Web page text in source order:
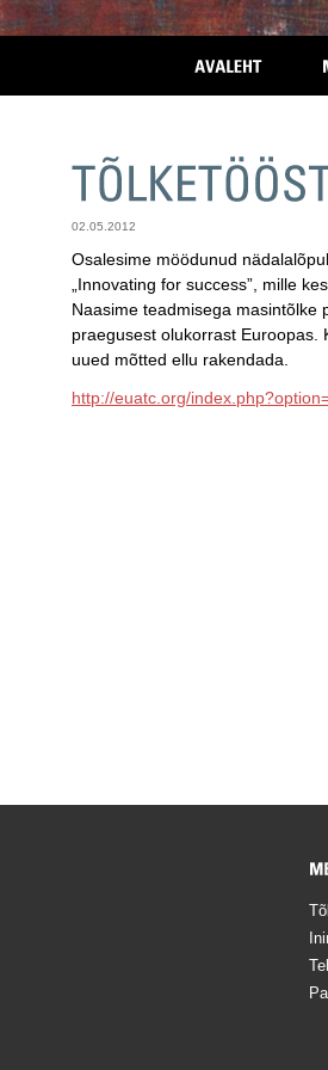
02.05.2012
Osalesime möödunud
„Innovating for success”, mille
Naasime teadmisega masintõlke
praegusest olukorrast Euroopas.
uued mõtted ellu rakendada.
http://euatc.org/